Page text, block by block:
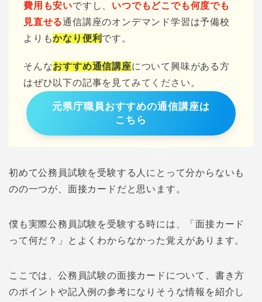
費用も安いですし、 いつでもどこでも何度でも
見直せる通信講座のオンデマンド学習は予備校
よりもかなり便利 です。
そんなおすすめ通信講座について興味がある方
はぜひ以下の記事を見てみてください。
元県庁職員おすすめの通信講座は
こちら
初めて公務員試験を受験する人にとって分からないも
のの一つが、面接カードだと思います。
僕も実際公務員試験を受験する時には、「面接カード
って何だ？」とよくわからなかった覚えがあります。
ここでは、公務員試験の面接カードについて、書き方
のポイントや記入例の参考になりそうな情報を紹介し